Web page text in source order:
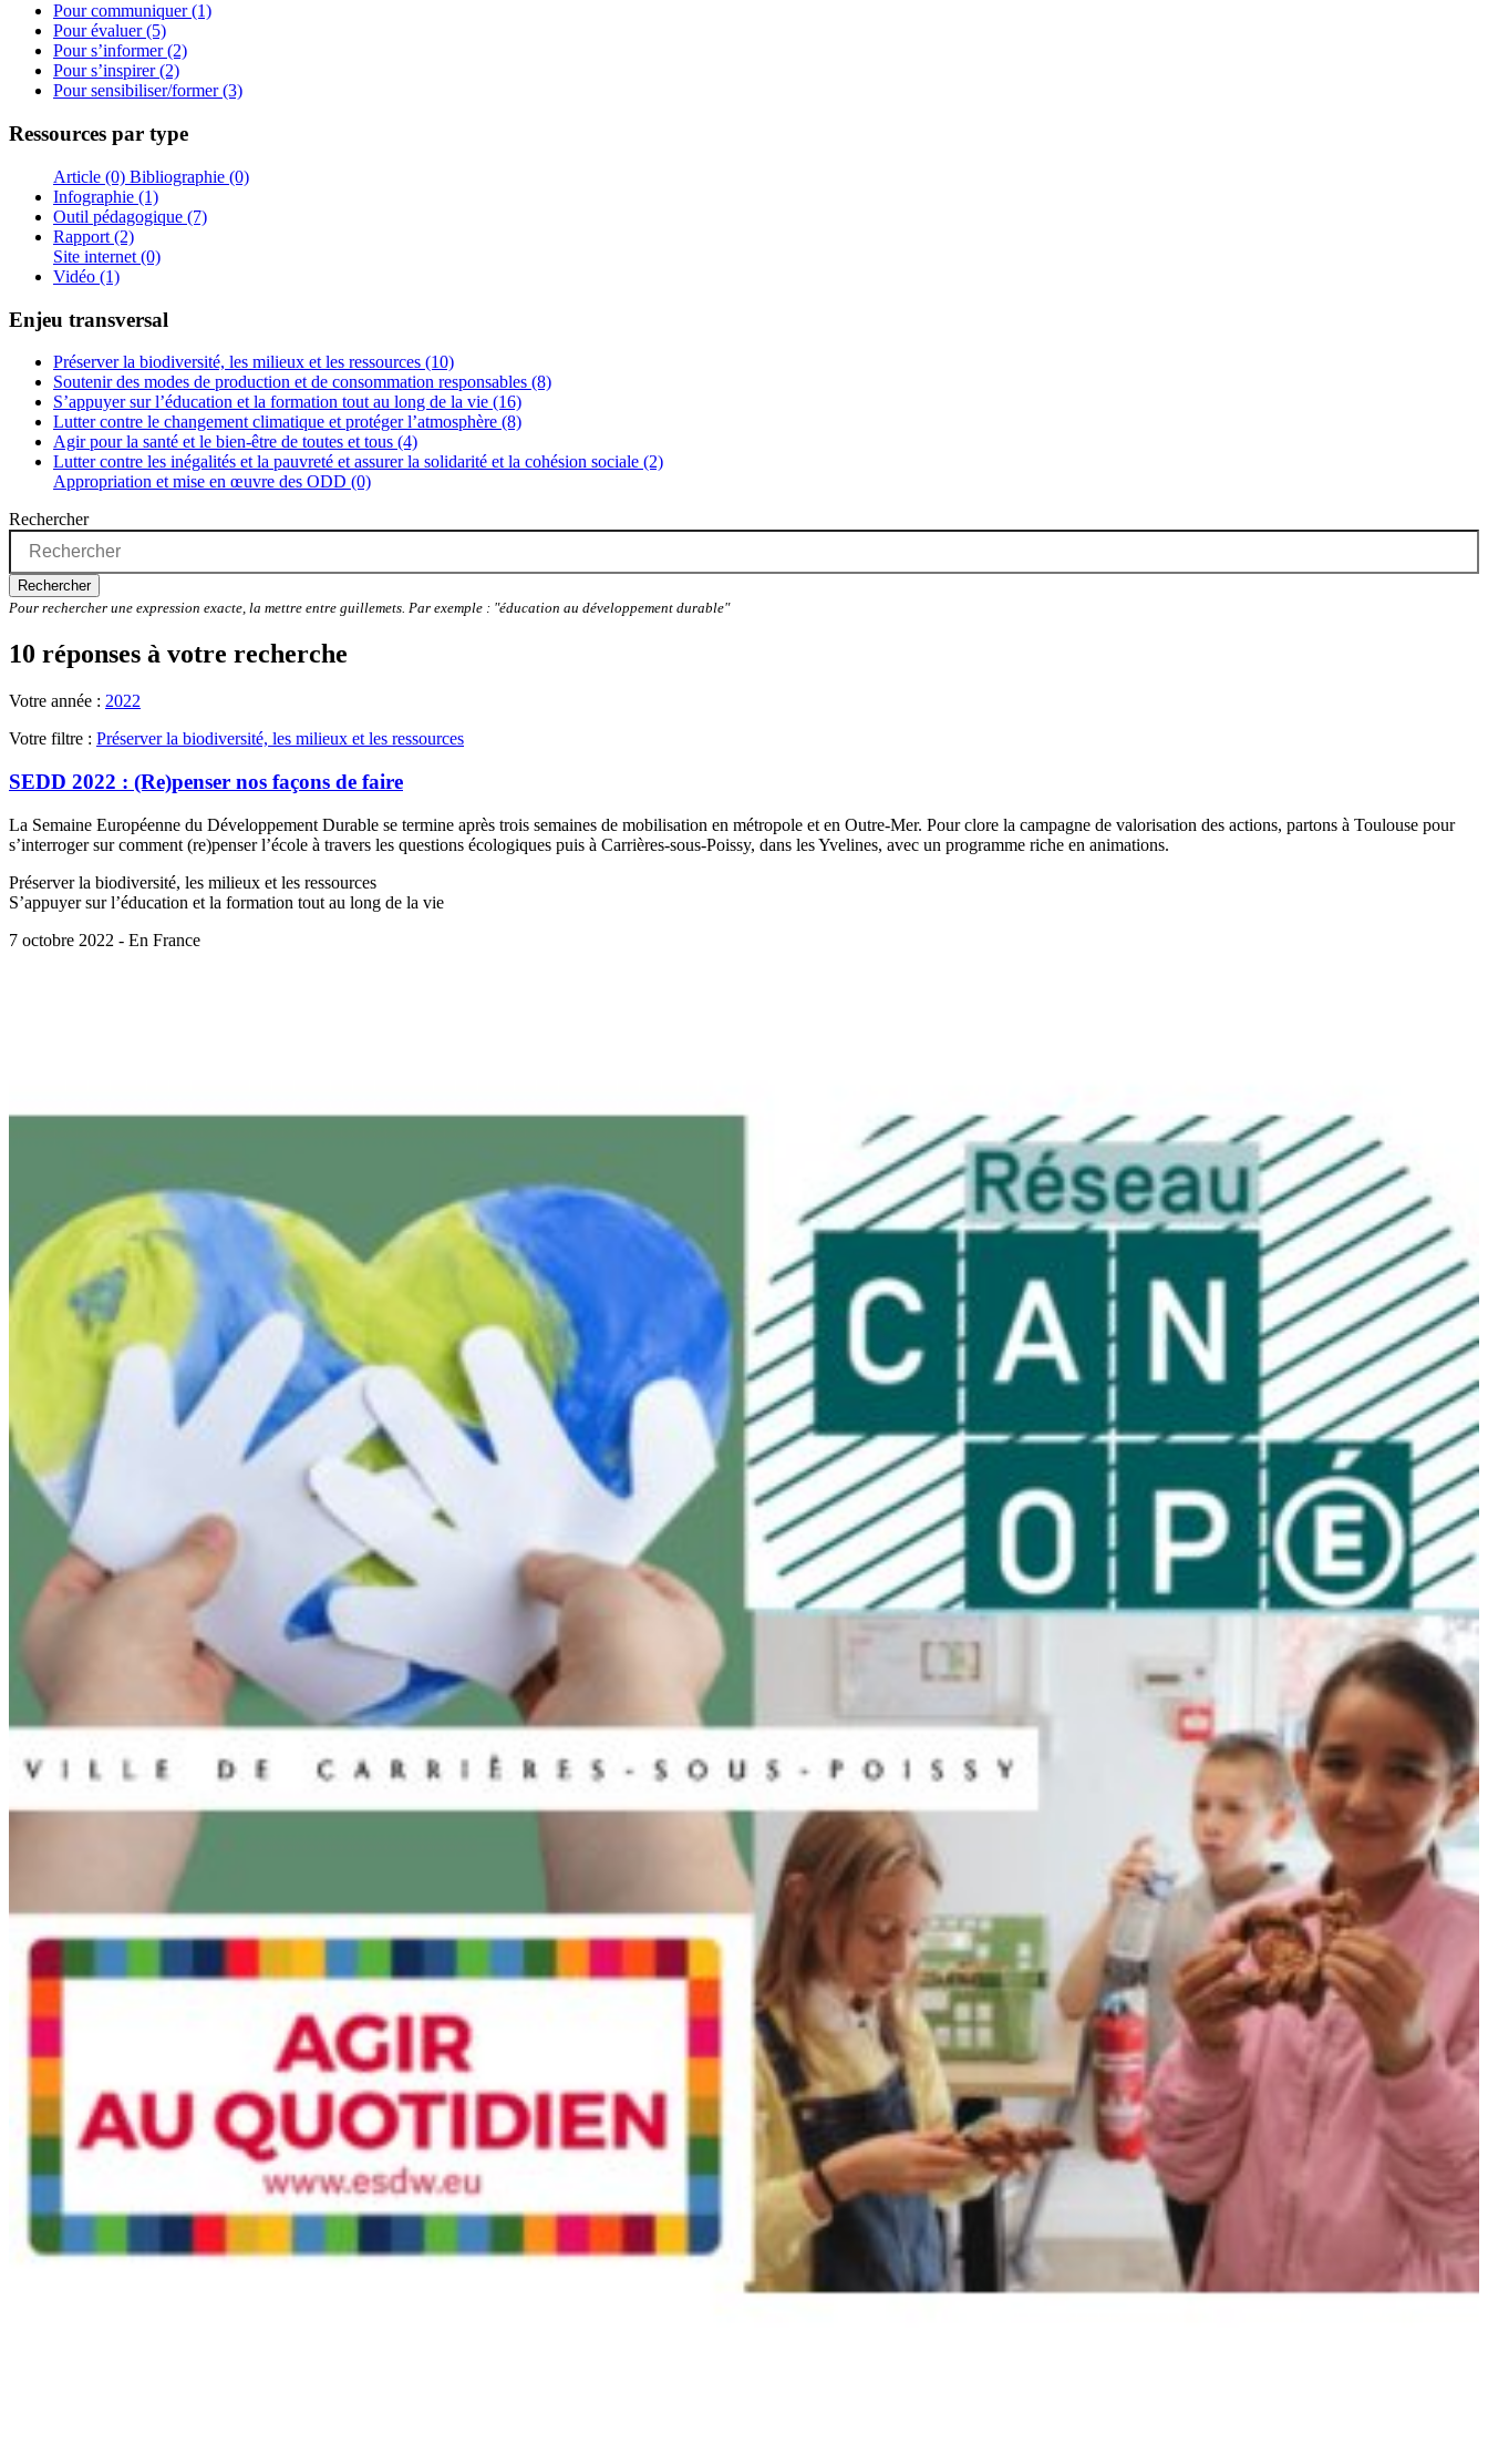
Pour communiquer (1)
Pour évaluer (5)
Pour s’informer (2)
Pour s’inspirer (2)
Pour sensibiliser/former (3)
Ressources par type
Article (0) Bibliographie (0)
Infographie (1)
Outil pédagogique (7)
Rapport (2)
Site internet (0)
Vidéo (1)
Enjeu transversal
Préserver la biodiversité, les milieux et les ressources (10)
Soutenir des modes de production et de consommation responsables (8)
S’appuyer sur l’éducation et la formation tout au long de la vie (16)
Lutter contre le changement climatique et protéger l’atmosphère (8)
Agir pour la santé et le bien-être de toutes et tous (4)
Lutter contre les inégalités et la pauvreté et assurer la solidarité et la cohésion sociale (2)
Appropriation et mise en œuvre des ODD (0)
Rechercher
Rechercher
Pour rechercher une expression exacte, la mettre entre guillemets. Par exemple : "éducation au développement durable"
10 réponses à votre recherche
Votre année : 2022
Votre filtre : Préserver la biodiversité, les milieux et les ressources
SEDD 2022 : (Re)penser nos façons de faire
La Semaine Européenne du Développement Durable se termine après trois semaines de mobilisation en métropole et en Outre-Mer. Pour clore la campagne de valorisation des actions, partons à Toulouse pour
s’interroger sur comment (re)penser l’école à travers les questions écologiques puis à Carrières-sous-Poissy, dans les Yvelines, avec un programme riche en animations.
Préserver la biodiversité, les milieux et les ressources
S’appuyer sur l’éducation et la formation tout au long de la vie
7 octobre 2022 - En France